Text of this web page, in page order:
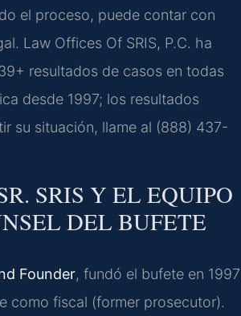
el proceso, puede contar con
Law Offices Of SRIS, P.C. ha
resultados de casos en todas
desde 1997; los resultados
su situación, llame al (888) 437-
SRIS Y EL EQUIPO
DEL BUFETE
Founder, fundó el bufete en 1997
como fiscal (former prosecutor).